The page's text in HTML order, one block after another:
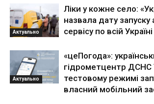
Актуально
Ліки у кожне село:
назвала дату запуску
сервісу по всій Україні
Актуально
«цеПогода»:
гідрометцентр ДСНС
тестовому режимі
власний мобільний